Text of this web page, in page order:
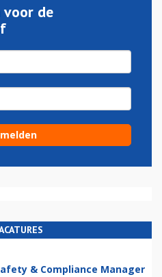
voor de
& Compliance Manager